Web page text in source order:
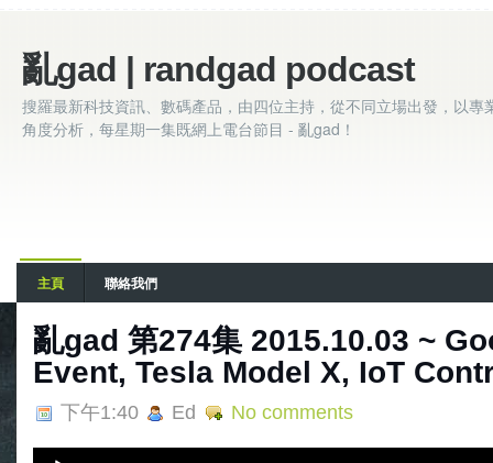
亂gad | randgad podcast
搜羅最新科技資訊、數碼產品，由四位主持，從不同立場出發，以專
角度分析，每星期一集既網上電台節目 - 亂gad！
主頁 聯絡我們
亂gad 第274集 2015.10.03 ~
Event, Tesla Model X, IoT
下午1:40 Ed No comments